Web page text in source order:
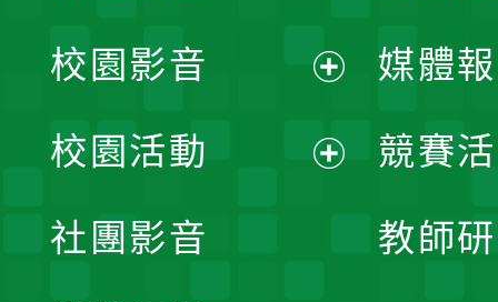
媒體
競賽
教師
校園影音
開
校園活動
社團影音